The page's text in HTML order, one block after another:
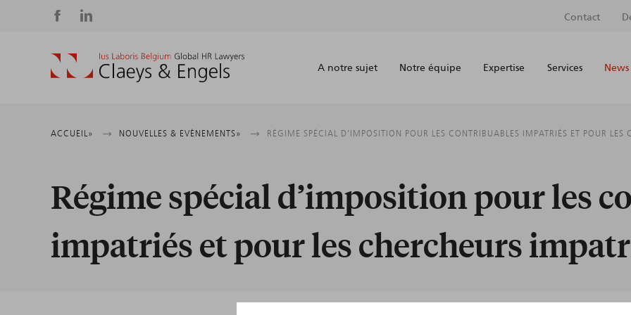
Social
media
Contact
A notre sujet Notre équipe Expertise Services
Fil
d'Ariane
ACCUEIL NOUVELLES & EVÈNEMENTS RÉGIME SPÉCIAL D’IMPOSITION POUR LES CONTRIBUABLES IMPATRIÉS ET POUR LES
Régime spécial d’imposition pour les
impatriés et pour les chercheurs